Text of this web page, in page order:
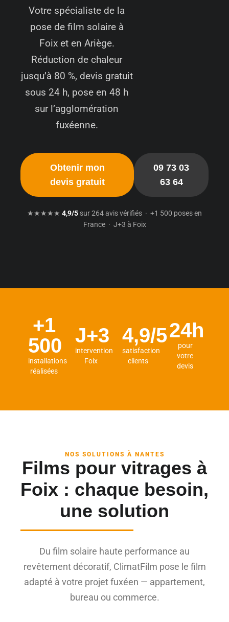
Votre spécialiste de la
pose de film solaire à
Foix et en Ariège.
Réduction de chaleur
jusqu’à 80 %, devis gratuit
sous 24 h, pose en 48 h
sur l’agglomération
fuxéenne.
Obtenir mon
devis gratuit
09 73 03
63 64
★★★★★ 4,9/5 sur 264 avis vérifiés · +1 500 poses en
France · J+3 à Foix
+1
500
installations
réalisées
J+3
intervention
Foix
4,9/5
satisfaction
clients
24h
pour
votre
devis
NOS SOLUTIONS À NANTES
Films pour vitrages à
Foix : chaque besoin,
une solution
Du film solaire haute performance au
revêtement décoratif, ClimatFilm pose le film
adapté à votre projet fuxéen — appartement,
bureau ou commerce.